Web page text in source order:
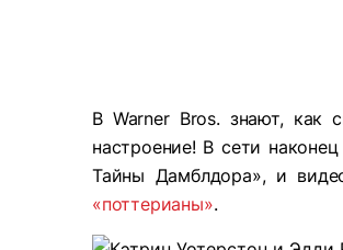
В Warner Bros. знают, как
настроение! В сети
Тайны Дамблдора», и
«поттерианы».